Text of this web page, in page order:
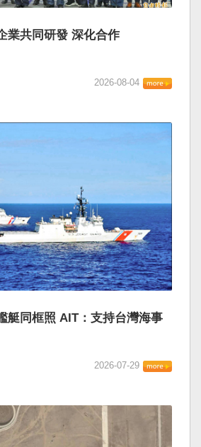
業共同研發 深化合作
2026-08-04
艇同框照 AIT：支持台灣海事
2026-07-29